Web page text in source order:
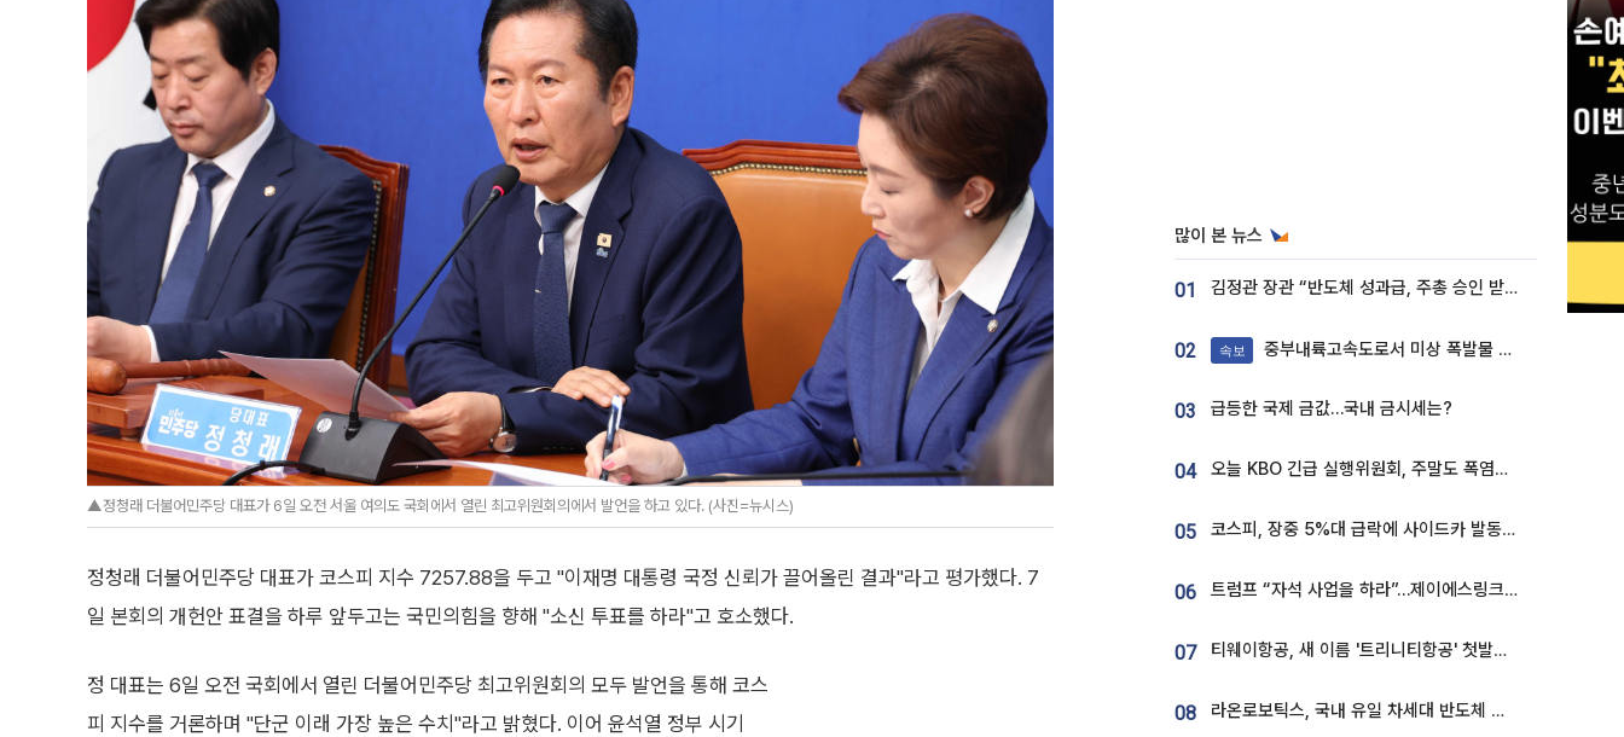
▲정청래 더불어민주당 대표가 6일 오전 서울 여의도 국회에서 열린 최고위원회의에서 발언을 하고 있다. (사진=뉴시스)
정청래 더불어민주당 대표가 코스피 지수 7257.88을 두고 "이재명 대통령 국정 신뢰가 끌어올린 결과"라고 평가했다. 7
일 본회의 개헌안 표결을 하루 앞두고는 국민의힘을 향해 "소신 투표를 하라"고 호소했다.
정 대표는 6일 오전 국회에서 열린 더불어민주당 최고위원회의 모두 발언을 통해 코스
피 지수를 거론하며 "단군 이래 가장 높은 수치"라고 밝혔다. 이어 윤석열 정부 시기
많이 본 뉴스
01 김정관 장관 “반도체 성과급, 주총 승인 받도록”…상법·자본시장법 개정 시사
02 속보 중부내륙고속도로서 미상 폭발물 발견
03 급등한 국제 금값…국내 금시세는?
04 오늘 KBO 긴급 실행위원회, 주말도 폭염취소 될까
05 코스피, 장중 5%대 급락에 사이드카 발동…삼성·SK 동반 폭락
06 트럼프 “자석 사업을 하라”…제이에스링크, 비중국 영구자석 공급망 구축 속도
07 티웨이항공, 새 이름 '트리니티항공' 첫발…SSC 전략 본격화
08 라온로보틱스, 국내 유일 차세대 반도체 공정 로봇 개발 ‘고객사 테스트 진행’